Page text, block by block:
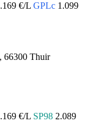
€/L GPLc 1.099
66300 Thuir
€/L SP98 2.089